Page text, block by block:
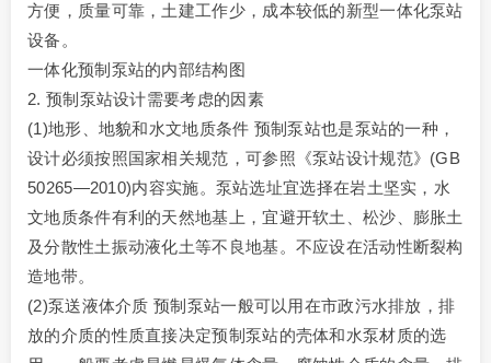
方便，质量可靠，土建工作少，成本较低的新型一体化泵站
设备。
一体化预制泵站的内部结构图
2. 预制泵站设计需要考虑的因素
(1)地形、地貌和水文地质条件 预制泵站也是泵站的一种，
设计必须按照国家相关规范，可参照《泵站设计规范》(GB
50265—2010)内容实施。泵站选址宜选择在岩土坚实，水
文地质条件有利的天然地基上，宜避开软土、松沙、膨胀土
及分散性土振动液化土等不良地基。不应设在活动性断裂构
造地带。
(2)泵送液体介质 预制泵站一般可以用在市政污水排放，排
放的介质的性质直接决定预制泵站的壳体和水泵材质的选